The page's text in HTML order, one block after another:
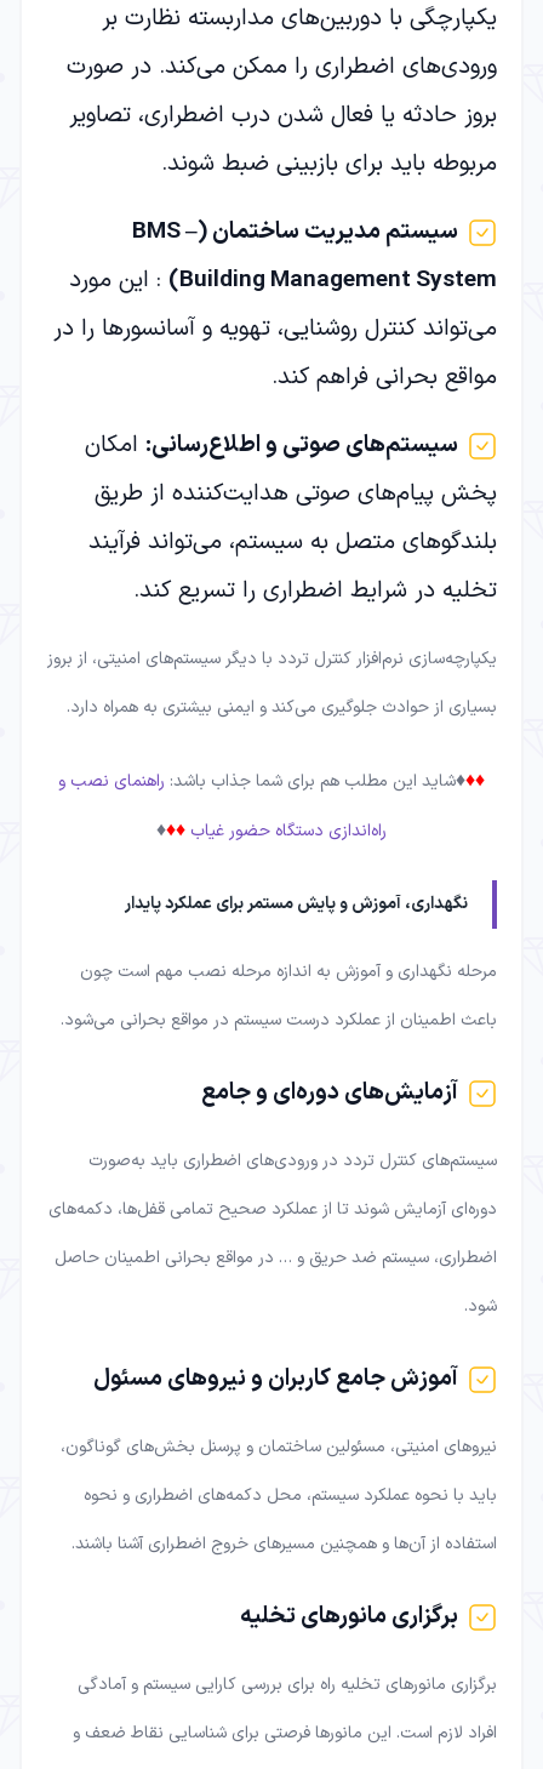
یکپارچگی با دوربین‌های مداربسته نظارت بر
ورودی‌های اضطراری را ممکن می‌کند. در صورت
بروز حادثه یا فعال شدن درب اضطراری، تصاویر
مربوطه باید برای بازبینی ضبط شوند.
سیستم مدیریت ساختمان (BMS –
Building Management System) : این مورد
می‌تواند کنترل روشنایی، تهویه و آسانسورها را در
مواقع بحرانی فراهم کند.
سیستم‌های صوتی و اطلاع‌رسانی: امکان
پخش پیام‌های صوتی هدایت‌کننده از طریق
بلندگوهای متصل به سیستم، می‌تواند فرآیند
تخلیه در شرایط اضطراری را تسریع کند.
یکپارچه‌سازی نرم‌افزار کنترل تردد با دیگر سیستم‌های امنیتی، از بروز
بسیاری از حوادث جلوگیری می‌کند و ایمنی بیشتری به همراه دارد.
♦♦
♦شاید این مطلب هم برای شما جذاب باشد: راهنمای نصب و
راه‌اندازی دستگاه حضور غیاب ♦♦
♦
نگهداری، آموزش و پایش مستمر برای عملکرد پایدار
مرحله نگهداری و آموزش به اندازه مرحله نصب مهم است چون
باعث اطمینان از عملکرد درست سیستم در مواقع بحرانی می‌شود.
آزمایش‌های دوره‌ای و جامع
سیستم‌های کنترل تردد در ورودی‌های اضطراری باید به‌صورت
دوره‌ای آزمایش شوند تا از عملکرد صحیح تمامی قفل‌ها، دکمه‌های
اضطراری، سیستم ضد حریق و … در مواقع بحرانی اطمینان حاصل
شود.
آموزش جامع کاربران و نیروهای مسئول
نیروهای امنیتی، مسئولین ساختمان و پرسنل بخش‌های گوناگون،
باید با نحوه عملکرد سیستم، محل دکمه‌های اضطراری و نحوه
استفاده از آن‌ها و همچنین مسیرهای خروج اضطراری آشنا باشند.
برگزاری مانورهای تخلیه
برگزاری مانورهای تخلیه راه برای بررسی کارایی سیستم و آمادگی
افراد لازم است. این مانورها فرصتی برای شناسایی نقاط ضعف و